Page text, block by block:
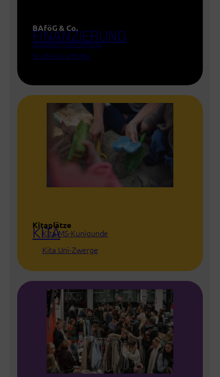
BAföG & Co.
FINANZIERUNG
Studienfinanzierung
Studienstarthilfe
Kitaplätze
KITA
Kita MS-Kunigunde
Kita Uni-Zwerge